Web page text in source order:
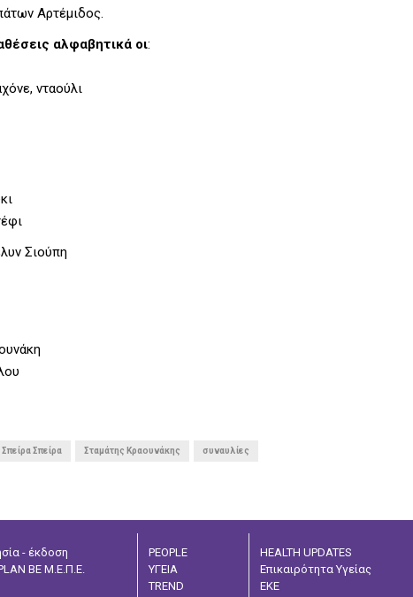
Αρτέμιδος.
αλφαβητικά οι:
νταούλι
Σιούπη
Σπείρα Σπείρα Σταμάτης Κραουνάκης συναυλίες
- έκδοση
BE Μ.Ε.Π.Ε.
PEOPLE
ΥΓΕΙΑ
TREND
HEALTH UPDATES
Επικαιρότητα Υγείας
ΕΚΕ